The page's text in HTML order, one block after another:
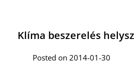
Klíma beszerelés
Posted on 2014-01-30